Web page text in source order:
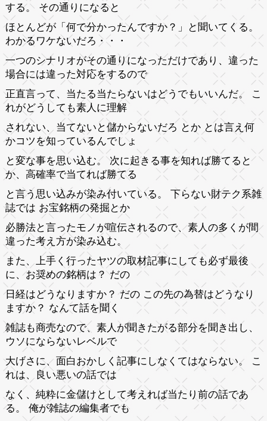
する。 その通りになると
ほとんどが「何で分かったんですか？」と聞いてくる。
わかるワケないだろ・・・
一つのシナリオがその通りになっただけであり、違った
場合には違った対応をするので
正直言って、当たる当たらないはどうでもいいんだ。 こ
れがどうしても素人に理解
されない、当てないと儲からないだろ とか とは言え何
かコツを知っているんでしょ
と変な事を思い込む。 次に起きる事を知れば勝てると
か、高確率で当てれば勝てる
と言う思い込みが染み付いている。 下らない財テク系雑
誌では お宝銘柄の発掘とか
必勝法と言ったモノが喧伝されるので、素人の多くが間
違った考え方が染み込む。
また、上手く行ったヤツの取材記事にしても必ず最後
に、お奨めの銘柄は？ だの
日経はどうなりますか？ だの この先の為替はどうなり
ますか？ なんて話を聞く
雑誌も商売なので、素人が聞きたがる部分を聞き出し、
ウソにならないレベルで
大げさに、面白おかしく記事にしなくてはならない。 こ
れは、良い悪いの話では
なく、純粋に金儲けとして考えれば当たり前の話であ
る。 俺が雑誌の編集者でも